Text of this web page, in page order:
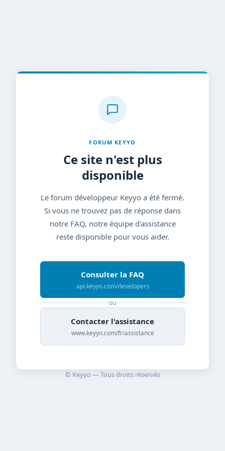
FORUM KEYYO
Ce site n'est plus
disponible
Le forum développeur Keyyo a été fermé.
Si vous ne trouvez pas de réponse dans
notre FAQ, notre équipe d'assistance
reste disponible pour vous aider.
Consulter la FAQ
api.keyyo.com/developers
ou
Contacter l'assistance
www.keyyo.com/fr/assistance
© Keyyo — Tous droits réservés